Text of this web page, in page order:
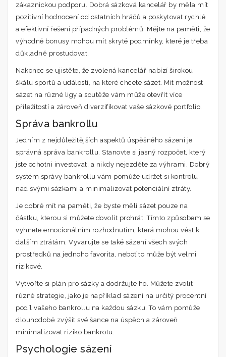
zákaznickou podporu. Dobrá sázková kancelář by měla mít
pozitivní hodnocení od ostatních hráčů a poskytovat rychlé
a efektivní řešení případných problémů. Mějte na paměti, že
výhodné bonusy mohou mít skryté podmínky, které je třeba
důkladně prostudovat.
Nakonec se ujistěte, že zvolená kancelář nabízí širokou
škálu sportů a událostí, na které chcete sázet. Mít možnost
sázet na různé ligy a soutěže vám může otevřít více
příležitostí a zároveň diverzifikovat vaše sázkové portfolio.
Správa bankrollu
Jedním z nejdůležitějších aspektů úspěšného sázení je
správná správa bankrollu. Stanovte si jasný rozpočet, který
jste ochotni investovat, a nikdy nejezděte za výhrami. Dobrý
systém správy bankrollu vám pomůže udržet si kontrolu
nad svými sázkami a minimalizovat potenciální ztráty.
Je dobré mít na paměti, že byste měli sázet pouze na
částku, kterou si můžete dovolit prohrát. Tímto způsobem se
vyhnete emocionálním rozhodnutím, která mohou vést k
dalším ztrátám. Vyvarujte se také sázení všech svých
prostředků na jednoho favorita, neboť to může být velmi
rizikové.
Vytvořte si plán pro sázky a dodržujte ho. Můžete zvolit
různé strategie, jako je například sázení na určitý procentní
podíl vašeho bankrollu na každou sázku. To vám pomůže
dlouhodobě zvýšit své šance na úspěch a zároveň
minimalizovat riziko bankrotu.
Psychologie sázení